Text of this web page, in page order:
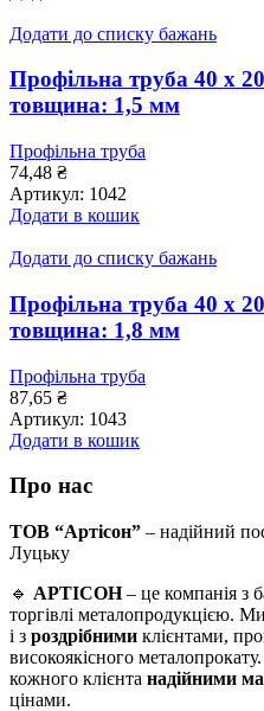
Додати до списку бажань
Профільна труба 40 x
товщина: 1,5 мм
Профільна труба
74,48 ₴
Артикул: 1042
Додати в кошик
Додати до списку бажань
Профільна труба 40 х
товщина: 1,8 мм
Профільна труба
87,65 ₴
Артикул: 1043
Додати в кошик
Про нас
ТОВ “Артісон” – надійний
Луцьку
🔹 АРТІСОН– це компанія з
торгівлі металопродукцією.
і з роздрібними клієнтами,
високоякісного
кожного клієнта надійними
цінами.